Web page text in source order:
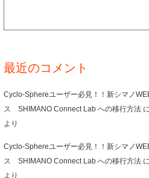
最近のコメント
Cyclo-Sphereユーザー必見！！新シマノ
ス SHIMANO Connect Lab への移行方法 に
より
Cyclo-Sphereユーザー必見！！新シマノ
ス SHIMANO Connect Lab への移行方法 に
より